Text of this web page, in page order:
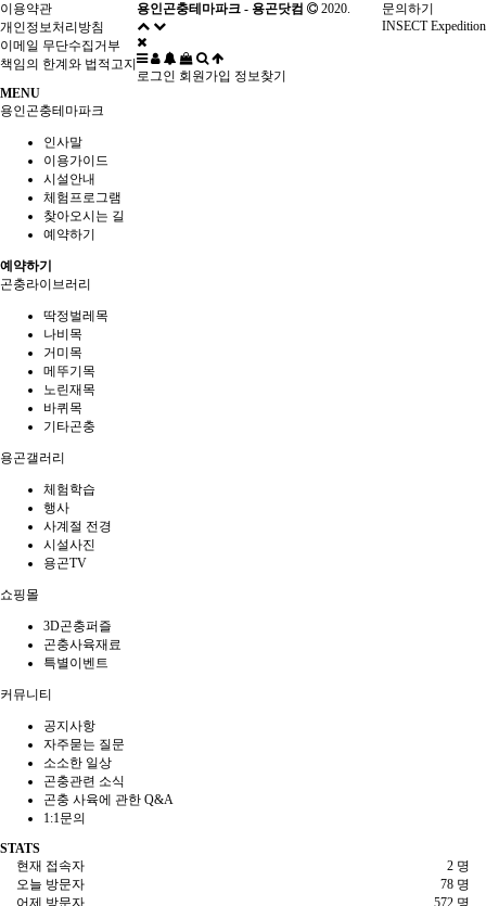
이용약관
개인정보처리방침
이메일 무단수집거부
책임의 한계와 법적고지
문의하기
INSECT Expedition
용인곤충테마파크 - 용곤닷컴 2020.
로그인 회원가입 정보찾기
MENU
용인곤충테마파크
인사말
이용가이드
시설안내
체험프로그램
찾아오시는 길
예약하기
예약하기
곤충라이브러리
딱정벌레목
나비목
거미목
메뚜기목
노린재목
바퀴목
기타곤충
용곤갤러리
체험학습
행사
사계절 전경
시설사진
용곤TV
쇼핑몰
3D곤충퍼즐
곤충사육재료
특별이벤트
커뮤니티
공지사항
자주묻는 질문
소소한 일상
곤충관련 소식
곤충 사육에 관한 Q&A
1:1문의
STATS
2 명
현재 접속자
78 명
오늘 방문자
572 명
어제 방문자